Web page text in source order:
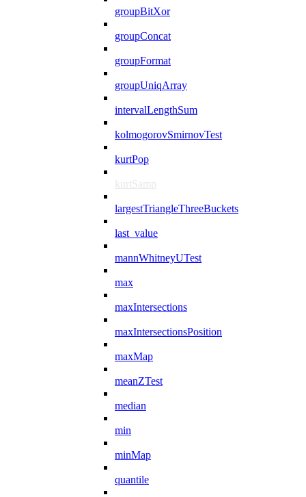
groupBitXor
groupConcat
groupFormat
groupUniqArray
intervalLengthSum
kolmogorovSmirnovTest
kurtPop
kurtSamp
largestTriangleThreeBuckets
last_value
mannWhitneyUTest
max
maxIntersections
maxIntersectionsPosition
maxMap
meanZTest
median
min
minMap
quantile